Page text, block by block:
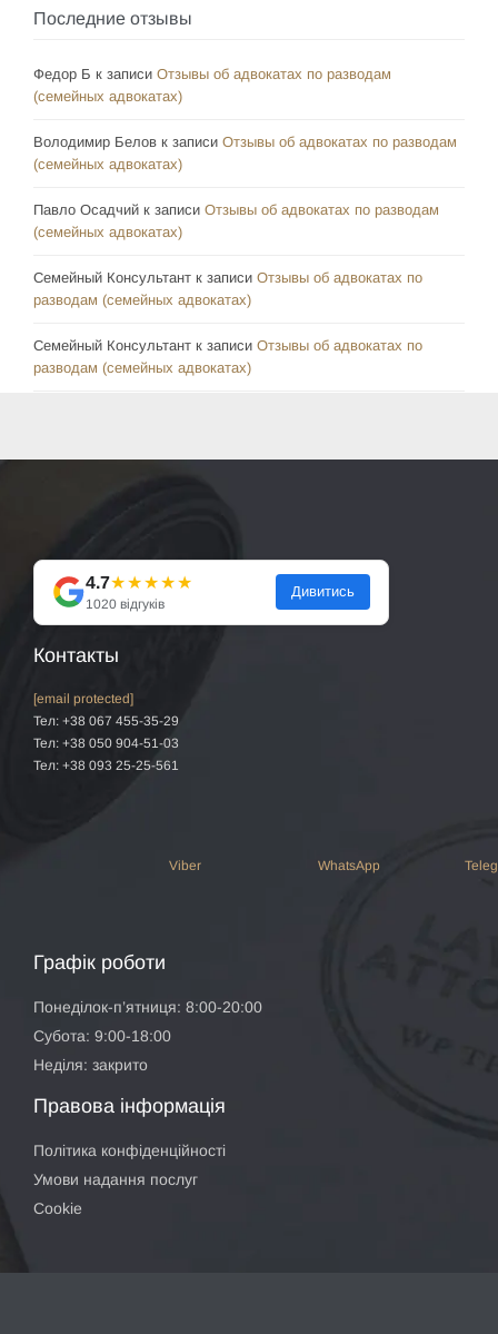
Последние отзывы
Федор Б к записи Отзывы об адвокатах по разводам
(семейных адвокатах)
Володимир Белов к записи Отзывы об адвокатах по разводам
(семейных адвокатах)
Павло Осадчий к записи Отзывы об адвокатах по разводам
(семейных адвокатах)
Семейный Консультант к записи Отзывы об адвокатах по
разводам (семейных адвокатах)
Семейный Консультант к записи Отзывы об адвокатах по
разводам (семейных адвокатах)
4.7★★★★★
1020 відгуків
Дивитись
Контакты
[email protected]
Тел: +38 067 455-35-29
Тел: +38 050 904-51-03
Тел: +38 093 25-25-561
Viber WhatsApp
Графік роботи
Понеділок-п’ятниця: 8:00-20:00
Субота: 9:00-18:00
Неділя: закрито
Правова інформація
Політика конфіденційності
Умови надання послуг
Cookie